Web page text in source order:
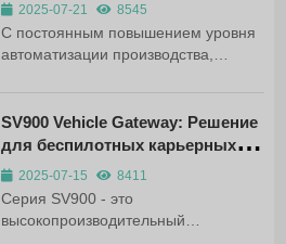
2025-07-21 8545
С постоянным повышением уровня
автоматизации производства,
эффективности производства при
сокращении циклов изготовления
труда машинами становится
неизбежной...
SV900 Vehicle Gateway: Решение
для беспилотных карьерных
грузовиков
2025-07-15 8411
Серия SV900 - это
высокопроизводительный